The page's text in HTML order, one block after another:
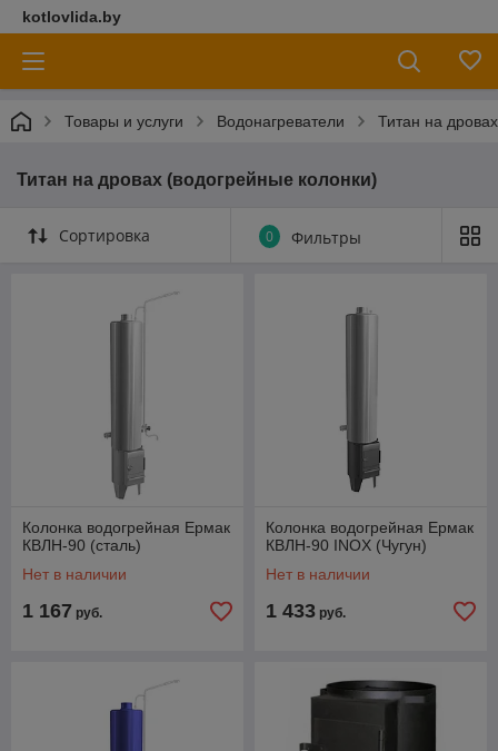
kotlovlida.by
Товары и услуги Водонагреватели Титан на
Титан на дровах (водогрейные колонки)
Сортировка 0 Фильтры
Колонка водогрейная Ермак
КВЛН-90 (сталь)
Нет в наличии
1 167 руб.
Колонка водогрейная Ермак
КВЛН-90 INOX (Чугун)
Нет в наличии
1 433 руб.